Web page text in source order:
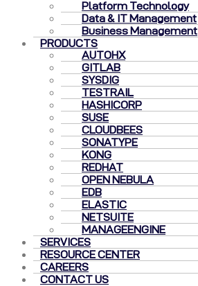
Platform Technology
Data & IT Management
Business Management
PRODUCTS
AUTOHX
GITLAB
SYSDIG
TESTRAIL
HASHICORP
SUSE
CLOUDBEES
SONATYPE
KONG
REDHAT
OPEN NEBULA
EDB
ELASTIC
NETSUITE
MANAGEENGINE
SERVICES
RESOURCE CENTER
CAREERS
CONTACT US